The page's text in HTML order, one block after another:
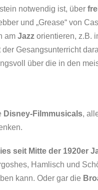
notwendig ist, über
und „Grease“ von
am Jazz orientieren, z.B.
Gesangsunterricht
über die in den
Disney-Filmmusicals,
seit Mitte der 1920er
Hamlisch und
kann. Oder gar die